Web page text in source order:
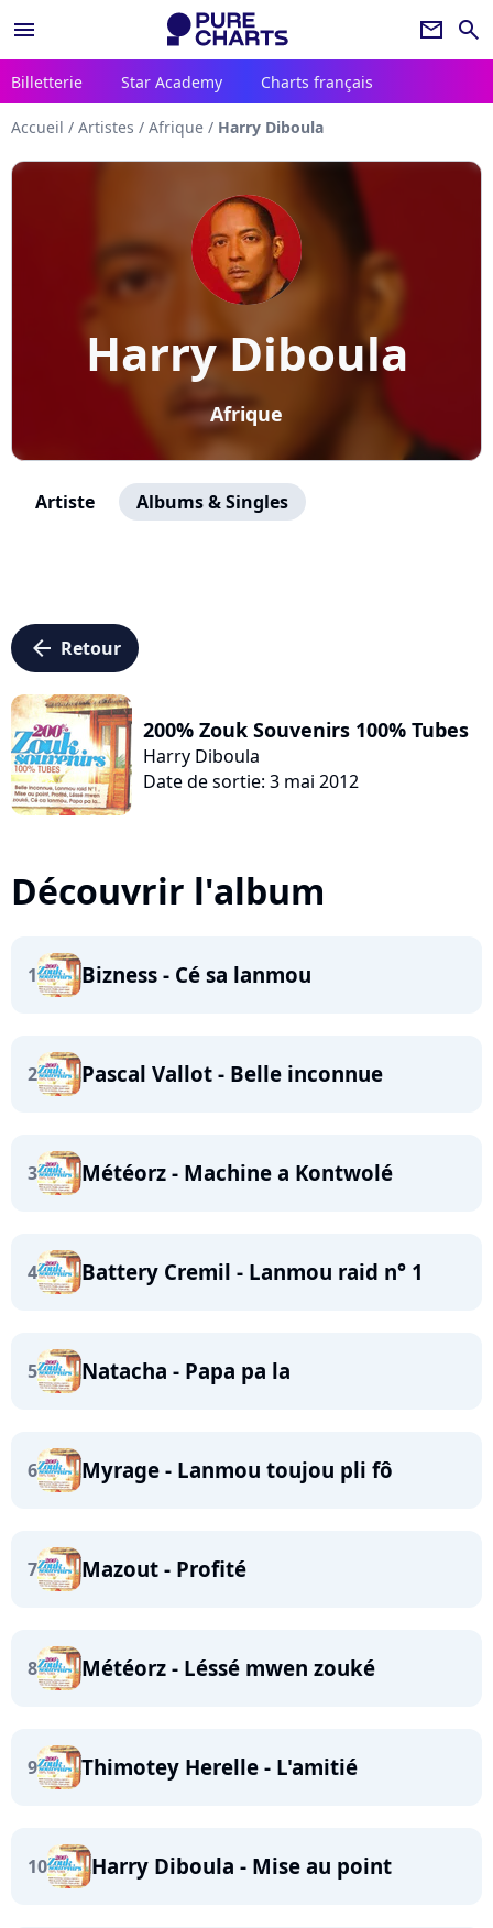
menu newsletter search
Billetterie Star Academy Charts français
Accueil / Artistes / Afrique / Harry Diboula
Harry Diboula
Afrique
Artiste Albums & Singles
arrow_left Retour
200% Zouk Souvenirs 100% Tubes
Harry Diboula
Date de sortie: 3 mai 2012
Découvrir l'album
1 Bizness - Cé sa lanmou
2 Pascal Vallot - Belle inconnue
3 Météorz - Machine a Kontwolé
4 Battery Cremil - Lanmou raid n° 1
5 Natacha - Papa pa la
6 Myrage - Lanmou toujou pli fô
7 Mazout - Profité
8 Météorz - Léssé mwen zouké
9 Thimotey Herelle - L'amitié
10 Harry Diboula - Mise au point